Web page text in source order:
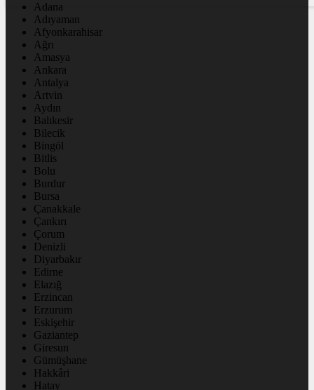
Adana
Adıyaman
Afyonkarahisar
Ağrı
Amasya
Ankara
Antalya
Artvin
Aydın
Balıkesir
Bilecik
Bingöl
Bitlis
Bolu
Burdur
Bursa
Çanakkale
Çankırı
Çorum
Denizli
Diyarbakır
Edirne
Elazığ
Erzincan
Erzurum
Eskişehir
Gaziantep
Giresun
Gümüşhane
Hakkâri
Hatay